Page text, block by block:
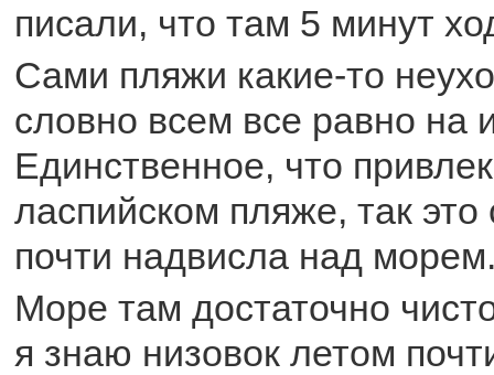
писали, что там 5 минут
Сами пляжи какие-то
словно всем все равно на
Единственное, что
ласпийском пляже, так это
почти надвисла над
Море там достаточно
я знаю низовок летом